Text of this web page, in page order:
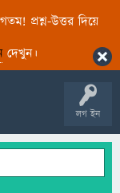
প্রশ্ন-উত্তর দিয়ে
দেখুন।
লগ ইন